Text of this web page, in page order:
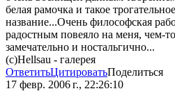
белая рамочка и такое
название...Очень философская
радостным повеяло на меня, чем-
замечательно и ностальгично...
(с)Hellsau - галерея
ОтветитьЦитироватьПоделиться
17 февр. 2006 г., 22:26:10